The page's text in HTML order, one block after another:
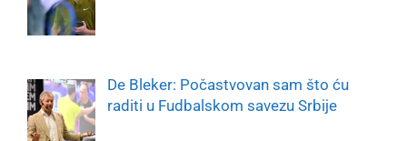
De Bleker: Počastvovan sam što ću
raditi u Fudbalskom savezu Srbije